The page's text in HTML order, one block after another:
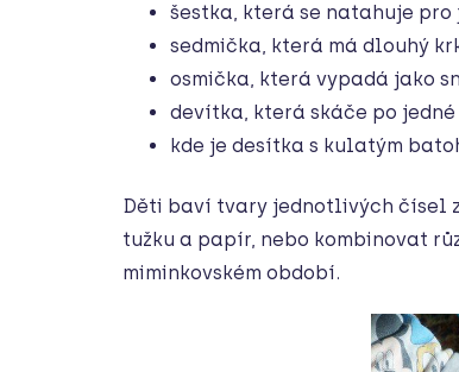
šestka, která se natahuje
sedmička, která má dlouhý
osmička, která vypadá jako
devítka, která skáče po jedné
kde je desítka s kulatým
Děti baví tvary jednotlivých čísel
tužku a papír, nebo kombinovat
miminkovském období.